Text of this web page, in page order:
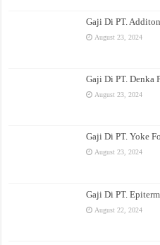
Gaji Di PT.
August 23, 2024
Gaji Di PT. Denka
August 23, 2024
Gaji Di PT. Yoke
August 23, 2024
Gaji Di PT.
August 22, 2024